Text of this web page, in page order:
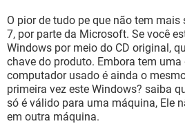
O pior de tudo pe que não tem
7, por parte da Microsoft. Se você
Windows por meio do CD original,
chave do produto. Embora tem
computador usado é ainda o
primeira vez este Windows? saiba
só é válido para uma máquina, Ele
em outra máquina.